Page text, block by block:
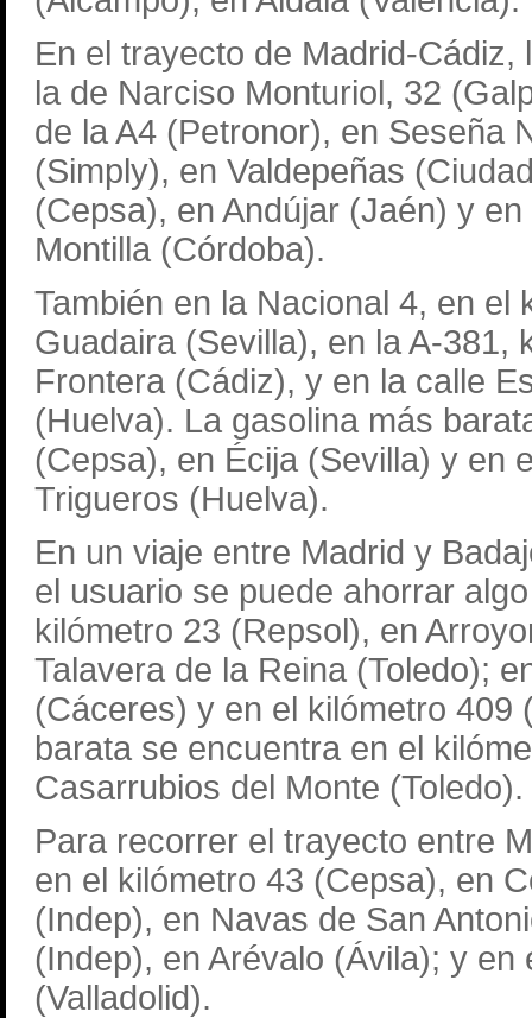
En el trayecto de Madrid-
la de Narciso Monturiol, 32
de la A4 (Petronor), en Seseña
(Simply), en Valdepeñas
(Cepsa), en Andújar (Jaén) y
Montilla (Córdoba).
También en la Nacional 4, en el
Guadaira (Sevilla), en la A-381,
Frontera (Cádiz), y en la calle
(Huelva). La gasolina más
(Cepsa), en Écija (Sevilla) y en
Trigueros (Huelva).
En un viaje entre Madrid y
el usuario se puede ahorrar
kilómetro 23 (Repsol), en
Talavera de la Reina (Toledo);
(Cáceres) y en el kilómetro 409
barata se encuentra en el
Casarrubios del Monte
Para recorrer el trayecto entre
en el kilómetro 43 (Cepsa), en
(Indep), en Navas de San
(Indep), en Arévalo (Ávila); y
(Valladolid).